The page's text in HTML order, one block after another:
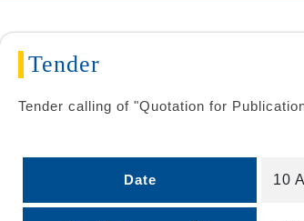
Tender
Tender calling of "Quotation for
Date 10